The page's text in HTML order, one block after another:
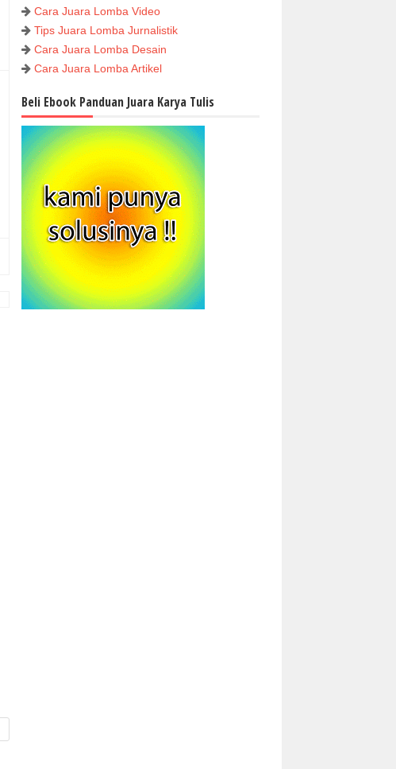
Cara Juara Lomba Video
Tips Juara Lomba Jurnalistik
Cara Juara Lomba Desain
Cara Juara Lomba Artikel
Beli Ebook Panduan Juara Karya Tulis